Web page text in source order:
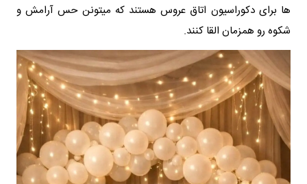
ها برای دکوراسیون اتاق عروس هستند که میتونن حس آرامش و
شکوه رو همزمان القا کنند.